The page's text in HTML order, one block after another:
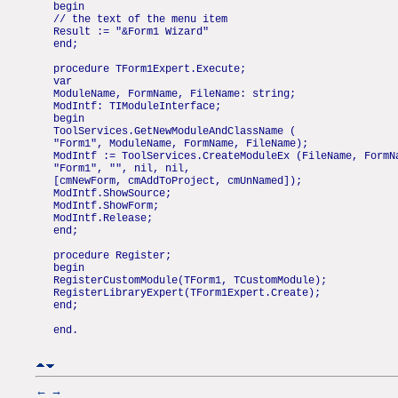
begin
// the text of the menu item
Result := "&Form1 Wizard"
end;
procedure TForm1Expert.Execute;
var
ModuleName, FormName, FileName: string;
ModIntf: TIModuleInterface;
begin
ToolServices.GetNewModuleAndClassName (
"Form1", ModuleName, FormName, FileName);
ModIntf := ToolServices.CreateModuleEx (FileName,
"Form1", "", nil, nil,
[cmNewForm, cmAddToProject, cmUnNamed]);
ModIntf.ShowSource;
ModIntf.ShowForm;
ModIntf.Release;
end;
procedure Register;
begin
RegisterCustomModule(TForm1, TCustomModule);
RegisterLibraryExpert(TForm1Expert.Create);
end;
end.
← →